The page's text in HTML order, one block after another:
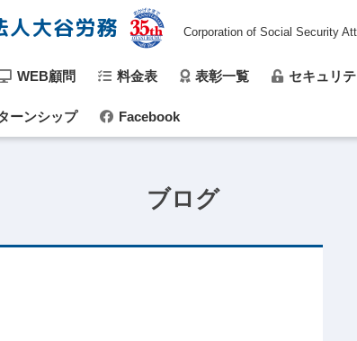
人大谷労務
WEB顧問 料金表 表彰一覧 セキュリ
ーンシップ Facebook
Corporation of Social Security
ブログ